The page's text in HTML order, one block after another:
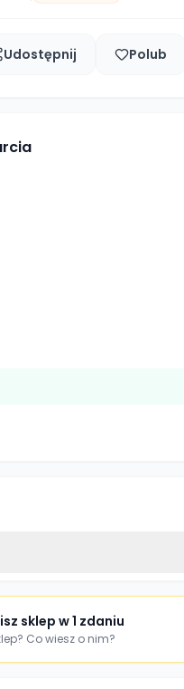
Udostępnij Polub
sklep w 1 zdaniu
Co wiesz o nim?